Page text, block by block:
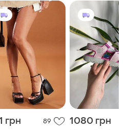
грн 89 1080 грн